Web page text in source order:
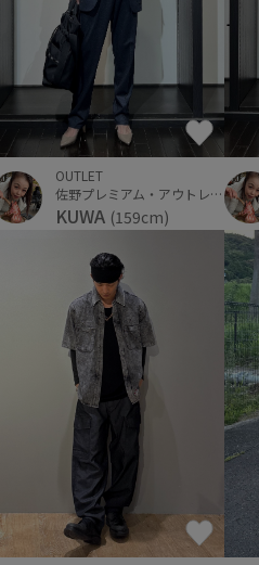
OUTLET
佐野プレミアム・アウトレット
KUWA (159cm)